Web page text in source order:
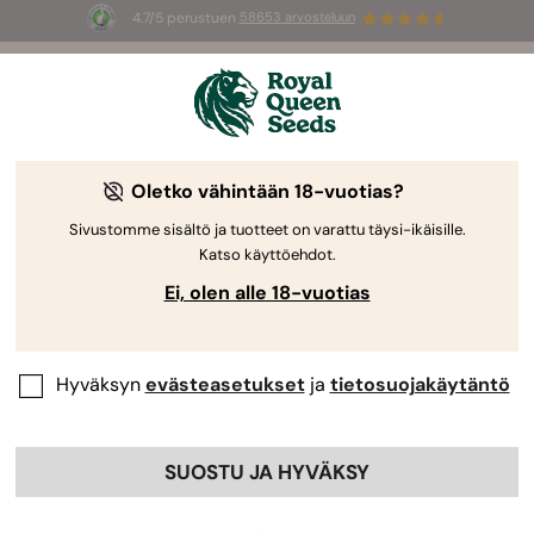
4.7/5 perustuen 58653 arvosteluun
Summer Sales: jopa –50 %
valikoiduista tuotteista! ⏤
The RQS Blog
Kannabidioli on kerännyt taaksensa merkittävän
vuorovaikuttaakaan ihmiskehon kanssa? Lue kaikki CBD:n
vaikutuksista kattavista blogeistamme, jotka käsittelevät
Oletko vähintään 18-vuotias?
Sivustomme sisältö ja tuotteet on varattu täysi-ikäisille.
Katso käyttöehdot.
Ei, olen alle 18-vuotias
Hyväksynevästeasetuksetja tietosuojakäytäntö
SUOSTU JA HYVÄKSY